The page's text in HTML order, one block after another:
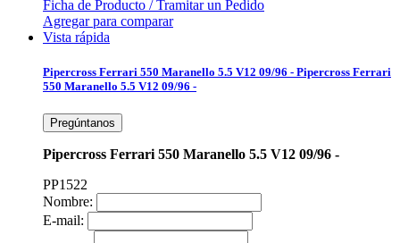
Ficha de Producto / Tramitar un Pedido
Agregar para comparar
Vista rápida
Pipercross Ferrari 550 Maranello 5.5 V12 09/96 - Pipercross Ferrari
550 Maranello 5.5 V12 09/96 -
Pregúntanos
Pipercross Ferrari 550 Maranello 5.5 V12 09/96 -
PP1522
Nombre:
E-mail: